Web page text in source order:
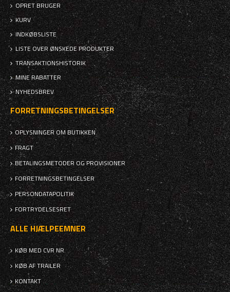
OPRET BRUGER
KURV
INDKØBSLISTE
LISTE OVER ØNSKEDE PRODUKTER
TRANSAKTIONSHISTORIK
MINE RABATTER
NYHEDSBREV
FORRETNINGSBETINGELSER
OPLYSNINGER OM BUTIKKEN
FRAGT
BETALINGSMETODER OG PROVISIONER
FORRETNINGSBETINGELSER
PERSONDATAPOLITIK
FORTRYDELSESRET
ALLE HJÆLPEEMNER
KØB MED CVR NR.
KØB AF TRAILER
KONTAKT